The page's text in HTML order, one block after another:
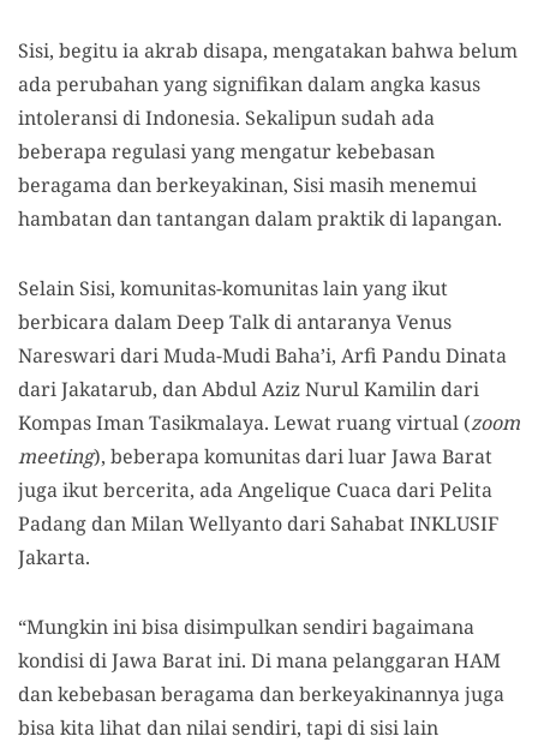
Sisi, begitu ia akrab disapa, mengatakan bahwa belum
ada perubahan yang signifikan dalam angka kasus
intoleransi di Indonesia. Sekalipun sudah ada
beberapa regulasi yang mengatur kebebasan
beragama dan berkeyakinan, Sisi masih menemui
hambatan dan tantangan dalam praktik di lapangan.
Selain Sisi, komunitas-komunitas lain yang ikut
berbicara dalam Deep Talk di antaranya Venus
Nareswari dari Muda-Mudi Baha’i, Arfi Pandu Dinata
dari Jakatarub, dan Abdul Aziz Nurul Kamilin dari
Kompas Iman Tasikmalaya. Lewat ruang virtual (zoom
meeting), beberapa komunitas dari luar Jawa Barat
juga ikut bercerita, ada Angelique Cuaca dari Pelita
Padang dan Milan Wellyanto dari Sahabat INKLUSIF
Jakarta.
“Mungkin ini bisa disimpulkan sendiri bagaimana
kondisi di Jawa Barat ini. Di mana pelanggaran HAM
dan kebebasan beragama dan berkeyakinannya juga
bisa kita lihat dan nilai sendiri, tapi di sisi lain